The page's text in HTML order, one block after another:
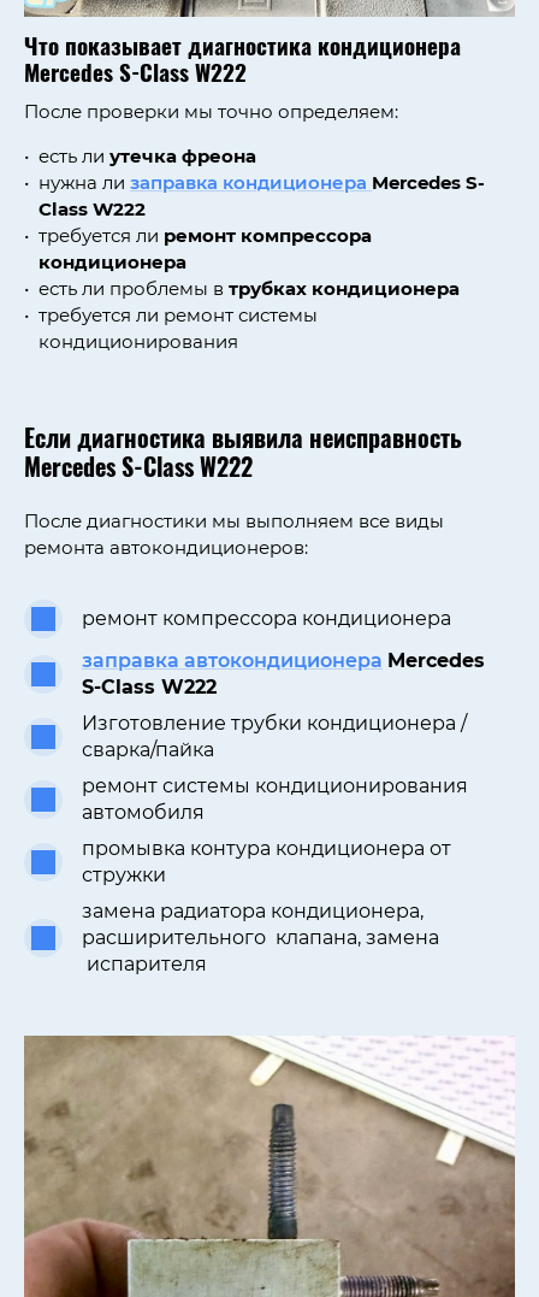
Что показывает диагностика кондиционера
Mercedes S-Class W222
После проверки мы точно определяем:
есть ли утечка фреона
нужна ли заправка кондиционера Mercedes S-
Class W222
требуется ли ремонт компрессора
кондиционера
есть ли проблемы в трубках кондиционера
требуется ли ремонт системы
кондиционирования
Если диагностика выявила неисправность
Mercedes S-Class W222
После диагностики мы выполняем все виды
ремонта автокондиционеров:
ремонт компрессора кондиционера
заправка автокондиционера Mercedes
S-Class W222
Изготовление трубки кондиционера /
сварка/пайка
ремонт системы кондиционирования
автомобиля
промывка контура кондиционера от
стружки
замена радиатора кондиционера,
расширительного клапана, замена
испарителя